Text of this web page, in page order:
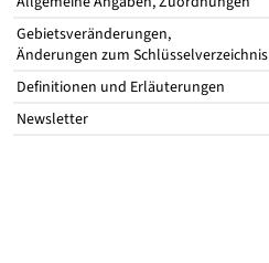
Gebietsveränderungen,
Änderungen zum Schlüsselverzeichnis
Definitionen und Erläuterungen
Newsletter